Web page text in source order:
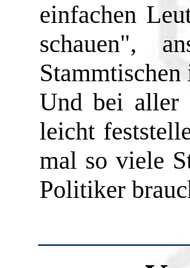
einfachen
schauen",
Und bei aller
leicht
mal so viele
Politiker